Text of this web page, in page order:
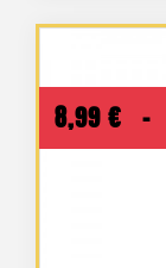
8,99 € –